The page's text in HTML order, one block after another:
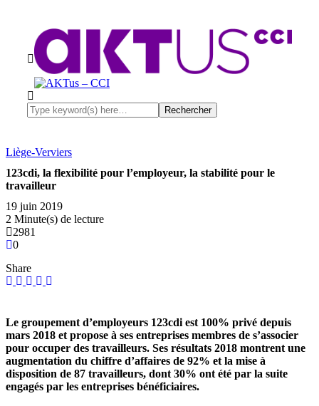
Liège-Verviers
123cdi, la flexibilité pour l’employeur, la stabilité pour le
travailleur
19 juin 2019
2 Minute(s) de lecture
2981
0
Share
Le groupement d’employeurs 123cdi est 100% privé depuis
mars 2018 et propose à ses entreprises membres de s’associer
pour occuper des travailleurs. Ses résultats 2018 montrent une
augmentation du chiffre d’affaires de 92% et la mise à
disposition de 87 travailleurs, dont 30% ont été par la suite
engagés par les entreprises bénéficiaires.